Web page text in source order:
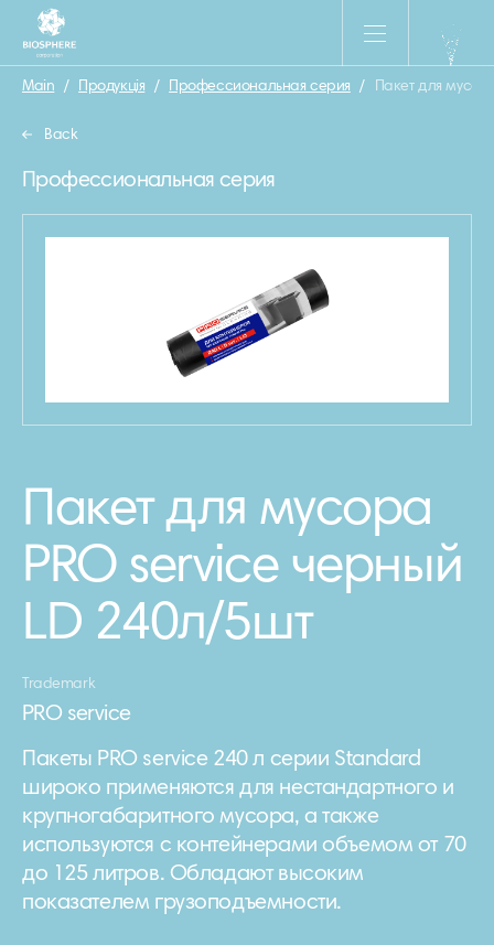
Main / Продукція / Профессиональная серия / Пакет для
Back
Профессиональная серия
Пакет для мусора
PRO service черный
LD 240л/5шт
Trademark
PRO service
Пакеты PRO service 240 л серии Standard
широко применяются для нестандартного и
крупногабаритного мусора, а также
используются с контейнерами объемом от 70
до 125 литров. Обладают высоким
показателем грузоподъемности.